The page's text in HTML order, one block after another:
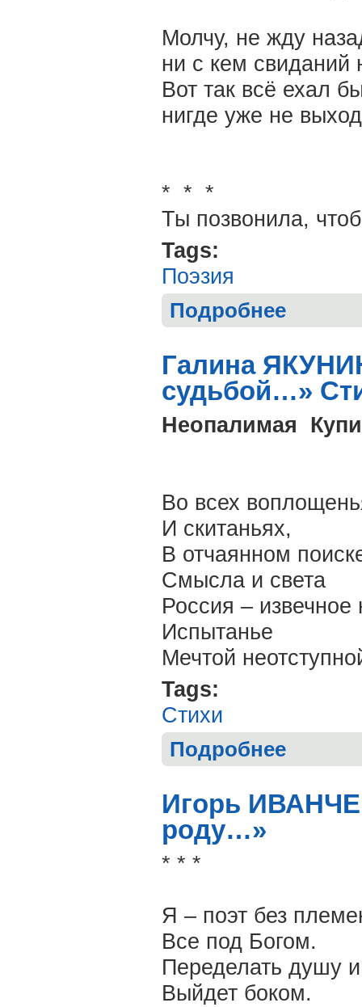
Молчу, не жду
ни с кем свиданий
Вот так всё ехал
нигде уже не
* * *
Ты позвонила,
Tags:
Поэзия
Подробнее
Галина
судьбой…»
Неопалимая
Во всех
И скитаньях,
В отчаянном
Смысла и света
Россия – извечное
Испытанье
Мечтой
Tags:
Стихи
Подробнее
Игорь
роду…»
* * *
Я – поэт без
Все под Богом.
Переделать душу
Выйдет боком.